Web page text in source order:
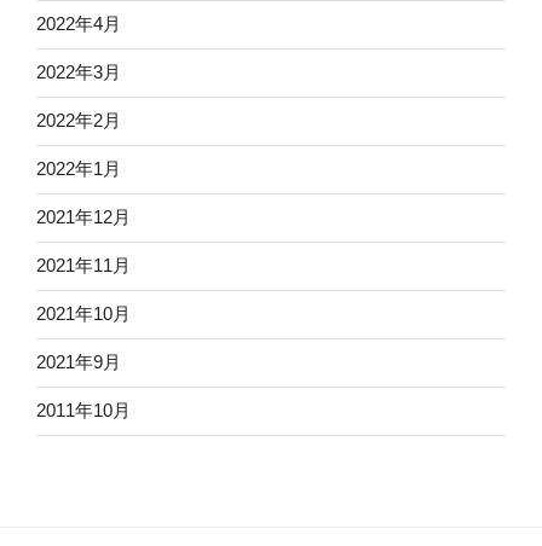
2022年4月
2022年3月
2022年2月
2022年1月
2021年12月
2021年11月
2021年10月
2021年9月
2011年10月